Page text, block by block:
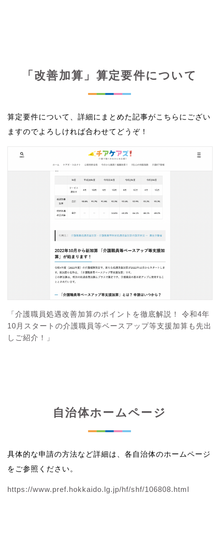
「改善加算」算定要件について
算定要件について、詳細にまとめた記事がこちらにござい
ますのでよろしければ合わせてどうぞ！
「介護職員処遇改善加算のポイントを徹底解説！ 令和4年
10月スタートの介護職員等ベースアップ等支援加算も先出
しご紹介！」
自治体ホームページ
具体的な申請の方法など詳細は、各自治体のホームページ
をご参照ください。
https://www.pref.hokkaido.lg.jp/hf/shf/106808.html